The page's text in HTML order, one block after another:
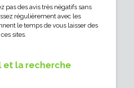
pas des avis très négatifs sans
régulièrement avec les
le temps de vous laisser des
sites.
et la recherche